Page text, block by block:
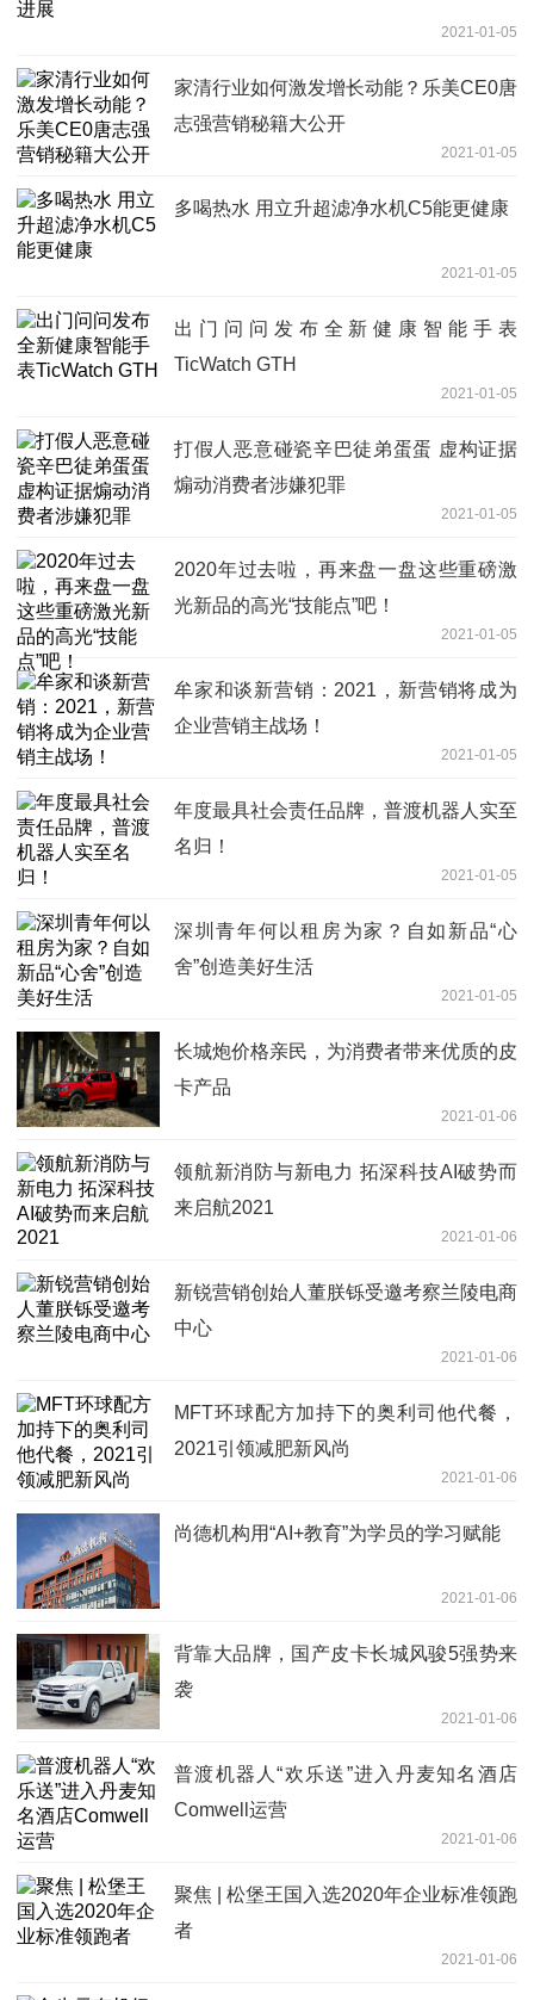
2021-01-05
家清行业如何激发增长动能？乐美CE0唐
志强营销秘籍大公开
2021-01-05
多喝热水 用立升超滤净水机C5能更健康
2021-01-05
出门问问发布全新健康智能手表
TicWatch GTH
2021-01-05
打假人恶意碰瓷辛巴徒弟蛋蛋 虚构证据
煽动消费者涉嫌犯罪
2021-01-05
2020年过去啦，再来盘一盘这些重磅激
光新品的高光“技能点”吧！
2021-01-05
牟家和谈新营销：2021，新营销将成为
企业营销主战场！
2021-01-05
年度最具社会责任品牌，普渡机器人实至
名归！
2021-01-05
深圳青年何以租房为家？自如新品“心
舍”创造美好生活
2021-01-05
长城炮价格亲民，为消费者带来优质的皮
卡产品
2021-01-06
领航新消防与新电力 拓深科技AI破势而
来启航2021
2021-01-06
新锐营销创始人董朕铄受邀考察兰陵电商
中心
2021-01-06
MFT环球配方加持下的奥利司他代餐，
2021引领减肥新风尚
2021-01-06
尚德机构用“AI+教育”为学员的学习赋能
2021-01-06
背靠大品牌，国产皮卡长城风骏5强势来
袭
2021-01-06
普渡机器人“欢乐送”进入丹麦知名酒店
Comwell运营
2021-01-06
聚焦 | 松堡王国入选2020年企业标准领跑
者
2021-01-06